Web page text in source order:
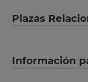
Plazas
Información